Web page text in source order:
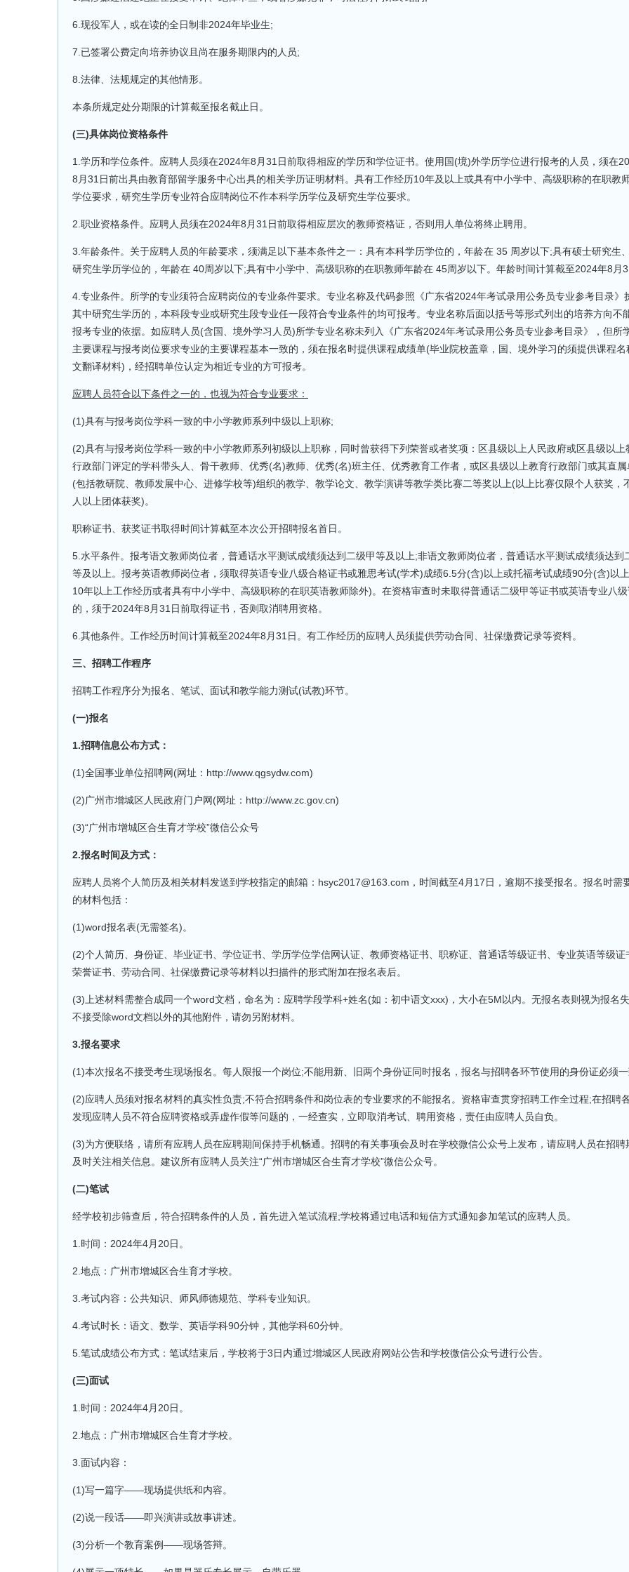
6.现役军人，或在读的全日制非2024年毕业生;
7.已签署公费定向培养协议且尚在服务期限内的人员;
8.法律、法规规定的其他情形。
本条所规定处分期限的计算截至报名截止日。
(三)具体岗位资格条件
1.学历和学位条件。应聘人员须在2024年8月31日前取得相应的学历和学位证书。使用国(境)外学历学位进行报考的人员，须在
8月31日前出具由教育部留学服务中心出具的相关学历证明材料。具有工作经历10年及以上或具有中小学中、高级职称的在职教
学位要求，研究生学历专业符合应聘岗位不作本科学历学位及研究生学位要求。
2.职业资格条件。应聘人员须在2024年8月31日前取得相应层次的教师资格证，否则用人单位将终止聘用。
3.年龄条件。关于应聘人员的年龄要求，须满足以下基本条件之一：具有本科学历学位的，年龄在 35 周岁以下;具有硕士研究生
研究生学历学位的，年龄在 40周岁以下;具有中小学中、高级职称的在职教师年龄在 45周岁以下。年龄时间计算截至2024年8月
4.专业条件。所学的专业须符合应聘岗位的专业条件要求。专业名称及代码参照《广东省2024年考试录用公务员专业参考目录》
其中研究生学历的，本科段专业或研究生段专业任一段符合专业条件的均可报考。专业名称后面以括号等形式列出的培养方向不
报考专业的依据。如应聘人员(含国、境外学习人员)所学专业名称未列入《广东省2024年考试录用公务员专业参考目录》，但所
主要课程与报考岗位要求专业的主要课程基本一致的，须在报名时提供课程成绩单(毕业院校盖章，国、境外学习的须提供课程名
文翻译材料)，经招聘单位认定为相近专业的方可报考。
应聘人员符合以下条件之一的，也视为符合专业要求：
(1)具有与报考岗位学科一致的中小学教师系列中级以上职称;
(2)具有与报考岗位学科一致的中小学教师系列初级以上职称，同时曾获得下列荣誉或者奖项：区县级以上人民政府或区县级以上
行政部门评定的学科带头人、骨干教师、优秀(名)教师、优秀(名)班主任、优秀教育工作者，或区县级以上教育行政部门或其直属
(包括教研院、教师发展中心、进修学校等)组织的教学、教学论文、教学演讲等教学类比赛二等奖以上(以上比赛仅限个人获奖，
人以上团体获奖)。
职称证书、获奖证书取得时间计算截至本次公开招聘报名首日。
5.水平条件。报考语文教师岗位者，普通话水平测试成绩须达到二级甲等及以上;非语文教师岗位者，普通话水平测试成绩须达到
等及以上。报考英语教师岗位者，须取得英语专业八级合格证书或雅思考试(学术)成绩6.5分(含)以上或托福考试成绩90分(含)以
10年以上工作经历或者具有中小学中、高级职称的在职英语教师除外)。在资格审查时未取得普通话二级甲等证书或英语专业八
的，须于2024年8月31日前取得证书，否则取消聘用资格。
6.其他条件。工作经历时间计算截至2024年8月31日。有工作经历的应聘人员须提供劳动合同、社保缴费记录等资料。
三、招聘工作程序
招聘工作程序分为报名、笔试、面试和教学能力测试(试教)环节。
(一)报名
1.招聘信息公布方式：
(1)全国事业单位招聘网(网址：http://www.qgsydw.com)
(2)广州市增城区人民政府门户网(网址：http://www.zc.gov.cn)
(3)“广州市增城区合生育才学校”微信公众号
2.报名时间及方式：
应聘人员将个人简历及相关材料发送到学校指定的邮箱：hsyc2017@163.com，时间截至4月17日，逾期不接受报名。报名时需
的材料包括：
(1)word报名表(无需签名)。
(2)个人简历、身份证、毕业证书、学位证书、学历学位学信网认证、教师资格证书、职称证、普通话等级证书、专业英语等级证
荣誉证书、劳动合同、社保缴费记录等材料以扫描件的形式附加在报名表后。
(3)上述材料需整合成同一个word文档，命名为：应聘学段学科+姓名(如：初中语文xxx)，大小在5M以内。无报名表则视为报名
不接受除word文档以外的其他附件，请勿另附材料。
3.报名要求
(1)本次报名不接受考生现场报名。每人限报一个岗位;不能用新、旧两个身份证同时报名，报名与招聘各环节使用的身份证必须
(2)应聘人员须对报名材料的真实性负责;不符合招聘条件和岗位表的专业要求的不能报名。资格审查贯穿招聘工作全过程;在招聘
发现应聘人员不符合应聘资格或弄虚作假等问题的，一经查实，立即取消考试、聘用资格，责任由应聘人员自负。
(3)为方便联络，请所有应聘人员在应聘期间保持手机畅通。招聘的有关事项会及时在学校微信公众号上发布，请应聘人员在招聘
及时关注相关信息。建议所有应聘人员关注“广州市增城区合生育才学校”微信公众号。
(二)笔试
经学校初步筛查后，符合招聘条件的人员，首先进入笔试流程;学校将通过电话和短信方式通知参加笔试的应聘人员。
1.时间：2024年4月20日。
2.地点：广州市增城区合生育才学校。
3.考试内容：公共知识、师风师德规范、学科专业知识。
4.考试时长：语文、数学、英语学科90分钟，其他学科60分钟。
5.笔试成绩公布方式：笔试结束后，学校将于3日内通过增城区人民政府网站公告和学校微信公众号进行公告。
(三)面试
1.时间：2024年4月20日。
2.地点：广州市增城区合生育才学校。
3.面试内容：
(1)写一篇字——现场提供纸和内容。
(2)说一段话——即兴演讲或故事讲述。
(3)分析一个教育案例——现场答辩。